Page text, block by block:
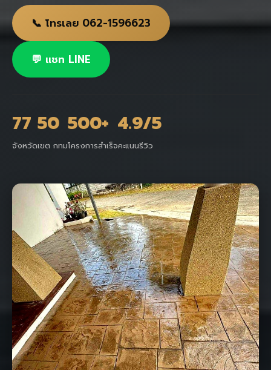
📞 โทรเลย 062-1596623
💬 แชท LINE
77
จังหวัด
50
เขต กทม
500+
โครงการสำเร็จ
4.9/5
คะแนนรีวิว